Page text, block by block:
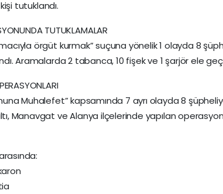
tutuklandı.
TUTUKLAMALAR
örgüt kurmak” suçuna yönelik 1 olayda 8
Aramalarda 2 tabanca, 10 fişek ve 1 şarjör ele
Muhalefet” kapsamında 7 ayrı olayda 8
Manavgat ve Alanya ilçelerinde yapılan